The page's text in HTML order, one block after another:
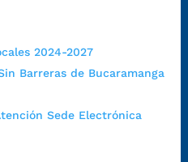
2024-2027
Barreras de Bucaramanga
Sede Electrónica
Datos Personales|Política